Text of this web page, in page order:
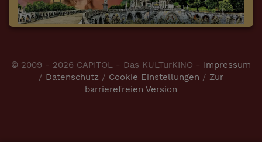
© 2009 - 2026 CAPITOL - Das KULTurKINO - Impressum
/ Datenschutz / Cookie Einstellungen / Zur
barrierefreien Version